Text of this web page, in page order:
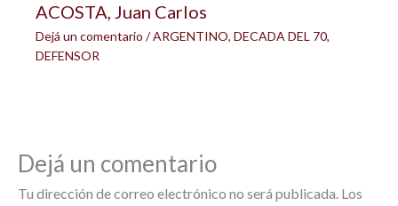
ACOSTA, Juan Carlos
Dejá un comentario /ARGENTINO, DECADA DEL 70,
DEFENSOR
Dejá un comentario
Tu dirección de correo electrónico no será publicada. Los